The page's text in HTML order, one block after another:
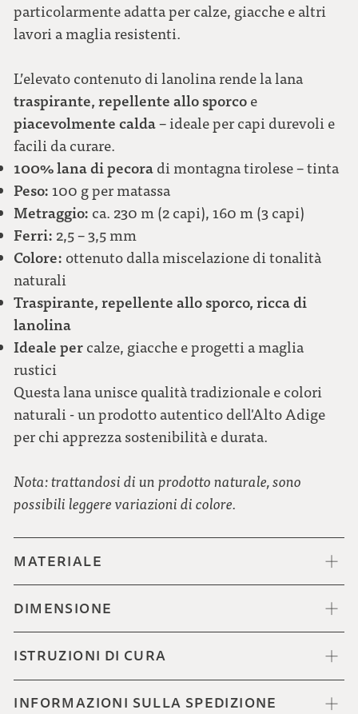
particolarmente adatta per calze, giacche e altri
lavori a maglia resistenti.
L’elevato contenuto di lanolina rende la lana
traspirante, repellente allo sporco e
piacevolmente calda– ideale per capi durevoli e
facili da curare.
100% lana di pecora di montagna tirolese – tinta
Peso: 100 g per matassa
Metraggio: ca. 230 m (2 capi), 160 m (3 capi)
Ferri: 2,5 – 3,5 mm
Colore: ottenuto dalla miscelazione di tonalità
naturali
Traspirante, repellente allo sporco, ricca di
lanolina
Ideale per calze, giacche e progetti a maglia
rustici
Questa lana unisce qualità tradizionale e colori
naturali - un prodotto autentico dell'Alto Adige
per chi apprezza sostenibilità e durata.
Nota: trattandosi di un prodotto naturale, sono
possibili leggere variazioni di colore.
MATERIALE
DIMENSIONE
ISTRUZIONI DI CURA
INFORMAZIONI SULLA SPEDIZIONE